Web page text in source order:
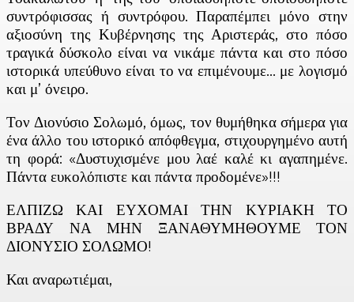
συντρόφισσας ή συντρόφου. Παραπέμπει μόνο στην
αξιοσύνη της Κυβέρνησης της Αριστεράς, στο πόσο
τραγικά δύσκολο είναι να νικάμε πάντα και στο πόσο
ιστορικά υπεύθυνο είναι το να επιμένουμε… με λογισμό
και μ’ όνειρο.
Τον Διονύσιο Σολωμό, όμως, τον θυμήθηκα σήμερα για
ένα άλλο του ιστορικό απόφθεγμα, στιχουργημένο αυτή
τη φορά: «Δυστυχισμένε μου λαέ καλέ κι αγαπημένε.
Πάντα ευκολόπιστε και πάντα προδομένε»!!!
ΕΛΠΙΖΩ ΚΑΙ ΕΥΧΟΜΑΙ ΤΗΝ ΚΥΡΙΑΚΗ ΤΟ
ΒΡΑΔΥ ΝΑ ΜΗΝ ΞΑΝΑΘΥΜΗΘΟΥΜΕ ΤΟΝ
ΔΙΟΝΥΣΙΟ ΣΟΛΩΜΟ!
Και αναρωτιέμαι,